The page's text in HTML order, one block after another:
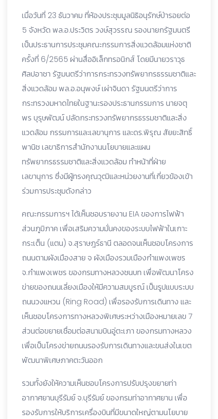
เมื่อวันที่ 23 ธันวาคม ที่ห้องประชุมมูลนิธิอนุรักษ์ป่ารอยต่อ
5 จังหวัด พล.อ.ประวิตร วงษ์สุวรรณ รองนายกรัฐมนตรี
เป็นประธานการประชุมคณะกรรมการสิ่งแวดล้อมแห่งชาติ
ครั้งที่ 6/2565 ผ่านสื่ออิเล็กทรอนิกส์ โดยมีนายวราวุธ
ศิลปอาชา รัฐมนตรีว่าการกระทรวงทรัพยากรธรรมชาติและ
สิ่งแวดล้อม พล.อ.อนุพงษ์ เผ่าจินดา รัฐมนตรีว่าการ
กระทรวงมหาดไทยในฐานะรองประธานกรรมการ นายจตุ
พร บุรุษพัฒน์ ปลัดกระทรวงทรัพยากรธรรมชาติและสิ่ง
แวดล้อม กรรมการและเลขานุการ และดร.พิรุณ สัยยะสิทธิ์
พานิช เลขาธิการสำนักงานนโยบายและแผน
ทรัพยากรธรรมชาติและสิ่งแวดล้อม ทำหน้าที่ฝ่าย
เลขานุการ ซึ่งมีผู้ทรงคุณวุฒิและหน่วยงานที่เกี่ยวข้องเข้า
ร่วมการประชุมดังกล่าว
คณะกรรมการฯ ได้เห็นชอบรายงาน EIA ของการไฟฟ้า
ส่วนภูมิภาค เพื่อเสริมความมั่นคงของระบบไฟฟ้าในเกาะ
กระเต็น (แตน) จ.สุราษฎร์ธานี ตลอดจนเห็นชอบโครงการ
ถนนตามผังเมืองสาย จ ผังเมืองรวมเมืองกำแพงเพชร
จ.กำแพงเพชร ของกรมทางหลวงชนบท เพื่อพัฒนาโครง
ข่ายของถนนเลี่ยงเมืองให้มีความสมบูรณ์ เป็นรูปแบบระบบ
ถนนวงแหวน (Ring Road) เพื่อรองรับการเดินทาง และ
เห็นชอบโครงการทางหลวงพิเศษระหว่างเมืองหมายเลข 7
ส่วนต่อขยายเชื่อมต่อสนามบินอู่ตะเภา ของกรมทางหลวง
เพื่อเป็นโครงข่ายถนนรองรับการเดินทางและขนส่งในเขต
พัฒนาพิเศษภาคตะวันออก
รวมทั้งยังให้ความเห็นชอบโครงการปรับปรุงขยายท่า
อากาศยานบุรีรัมย์ จ.บุรีรัมย์ ของกรมท่าอากาศยาน เพื่อ
รองรับการให้บริการเครื่องบินที่มีขนาดใหญ่ตามนโยบาย